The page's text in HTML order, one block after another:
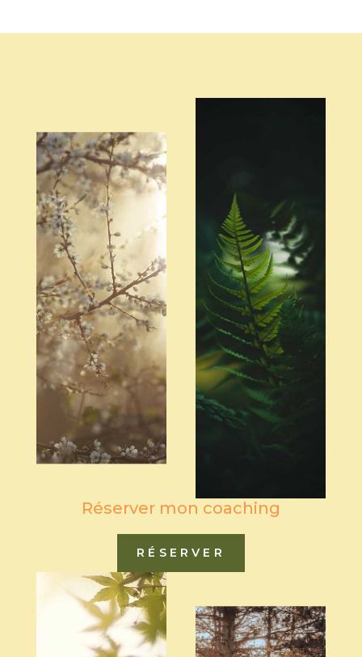
Réserver mon coaching
RÉSERVER